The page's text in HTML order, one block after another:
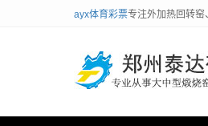
ayx体育彩票专注外加热回转